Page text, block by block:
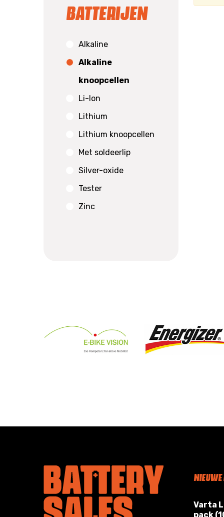
Batterijen
Alkaline
Alkaline
knoopcellen
Li-Ion
Lithium
Lithium knoopcellen
Met soldeerlip
Silver-oxide
Tester
Zinc
NIEUWE
Varta
pack